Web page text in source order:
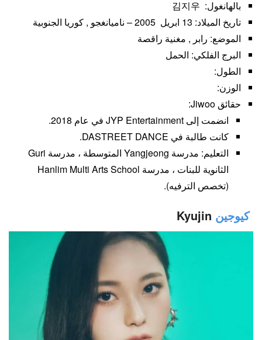
بالهانغول: 김지우
تاريخ الميلاد: 13 ابريل 2005 – ناميانغجو , كوريا الجنوبية
الموضع: رابر , مغنية راقصة
البرج الفلكي: الحمل
الطول:
الوزن:
حقائق Jiwoo:
انضمت إلى JYP Entertainment في عام 2018.
كانت طالبة في DASTREET DANCE.
التعليم: مدرسة Yangjeong المتوسطة ، مدرسة Guri
الثانوية للبنات ، مدرسة Hanlim Multi Arts School
(تخصص الترفيه).
كيوجين